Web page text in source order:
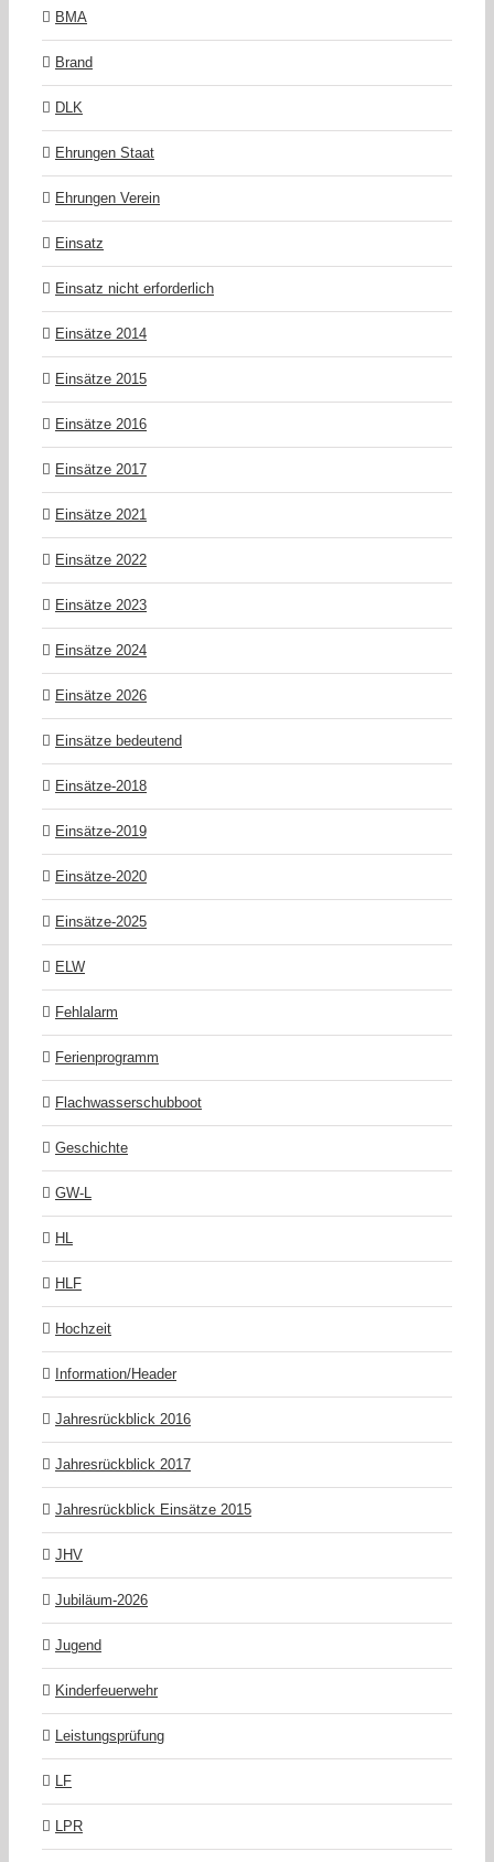
BMA
Brand
DLK
Ehrungen Staat
Ehrungen Verein
Einsatz
Einsatz nicht erforderlich
Einsätze 2014
Einsätze 2015
Einsätze 2016
Einsätze 2017
Einsätze 2021
Einsätze 2022
Einsätze 2023
Einsätze 2024
Einsätze 2026
Einsätze bedeutend
Einsätze-2018
Einsätze-2019
Einsätze-2020
Einsätze-2025
ELW
Fehlalarm
Ferienprogramm
Flachwasserschubboot
Geschichte
GW-L
HL
HLF
Hochzeit
Information/Header
Jahresrückblick 2016
Jahresrückblick 2017
Jahresrückblick Einsätze 2015
JHV
Jubiläum-2026
Jugend
Kinderfeuerwehr
Leistungsprüfung
LF
LPR